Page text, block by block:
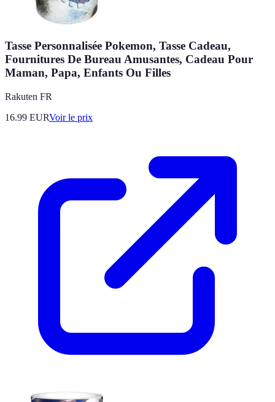
Tasse Personnalisée Pokemon, Tasse Cadeau,
Fournitures De Bureau Amusantes, Cadeau Pour
Maman, Papa, Enfants Ou Filles
Rakuten FR
16.99 EURVoir le prix